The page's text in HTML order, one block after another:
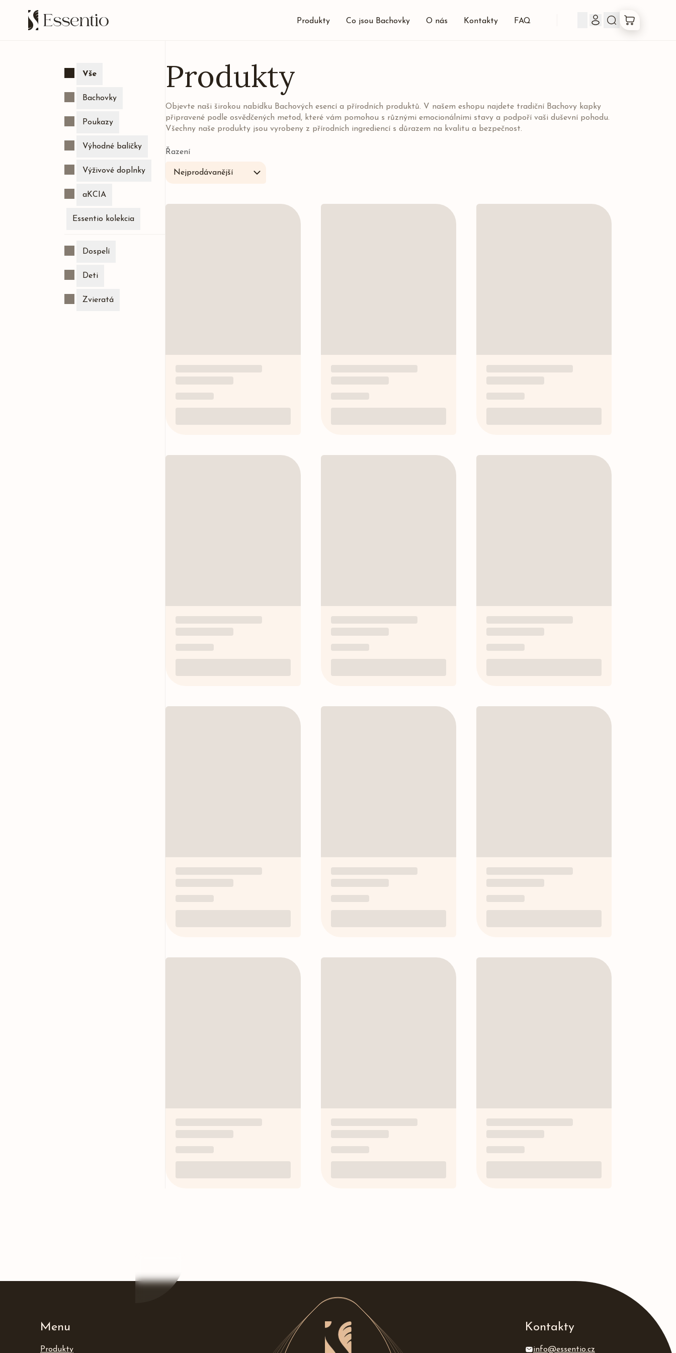
Produkty Co jsou Bachovky O nás Kontakty FAQ
Co jsou Bachovky
Vše
Bachovky
Poukazy
Výhodné balíčky
Výživové doplnky
aKCIA
Essentio kolekcia
Dospelí
Deti
Zvieratá
Produkty
Objevte naši širokou nabídku Bachových esencí a přírodních produktů. V našem eshopu najdete tradiční Bachovy kapky
připravené podle osvědčených metod, které vám pomohou s různými emocionálními stavy a podpoří vaši duševní pohodu.
Všechny naše produkty jsou vyrobeny z přírodních ingrediencí s důrazem na kvalitu a bezpečnost.
Řazení
Nejprodávanější
Menu
Produkty
Kontakty
info@essentio.cz